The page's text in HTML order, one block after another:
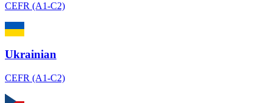
CEFR (A1-C2)
Ukrainian
CEFR (A1-C2)